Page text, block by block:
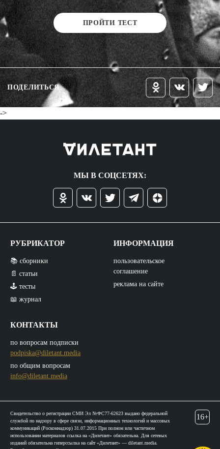
ПРОЙТИ ТЕСТ
ПОДЕЛИТЬСЯ
->
МЫ В СОЦСЕТЯХ:
РУБРИКАТОР
📚 сборники
📄 статьи
🕹️ тесты
📖 журнал
КОНТАКТЫ
по вопросам подписки
podpiska@diletant.media
по общим вопросам
info@diletant.media
ИНФОРМАЦИЯ
пользовательское
соглашение
реклама на сайте
Свидетельство о регистрации СМИ Эл №ФС77-62623 выдано федеральной
службой по надзору в сфере связи, информационных технологий и массовых
коммуникаций (Роскомнадзор) 31.07.2015 При полном или частичном
использовании материалов ссылка на «Дилетант» обязательна. Для сетевых
изданий обязательна гиперссылка на сайт «Дилетант» — diletant.media.
16+